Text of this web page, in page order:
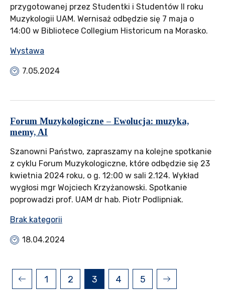
przygotowanej przez Studentki i Studentów II roku
Muzykologii UAM. Wernisaż odbędzie się 7 maja o
14:00 w Bibliotece Collegium Historicum na Morasko.
Wystawa
7.05.2024
Forum Muzykologiczne – Ewolucja: muzyka,
memy, AI
Szanowni Państwo, zapraszamy na kolejne spotkanie
z cyklu Forum Muzykologiczne, które odbędzie się 23
kwietnia 2024 roku, o g. 12:00 w sali 2.124. Wykład
wygłosi mgr Wojciech Krzyżanowski. Spotkanie
poprowadzi prof. UAM dr hab. Piotr Podlipniak.
Brak kategorii
18.04.2024
1 2 3 4 5